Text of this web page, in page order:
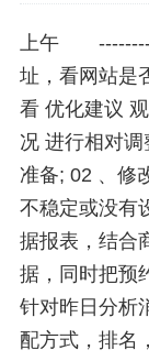
上午
址，看网站是
看 优化建议
况 进行相对
准备; 02 、修
不稳定或没有
据报表，结合
据，同时把预
针对昨日分析
配方式，排名